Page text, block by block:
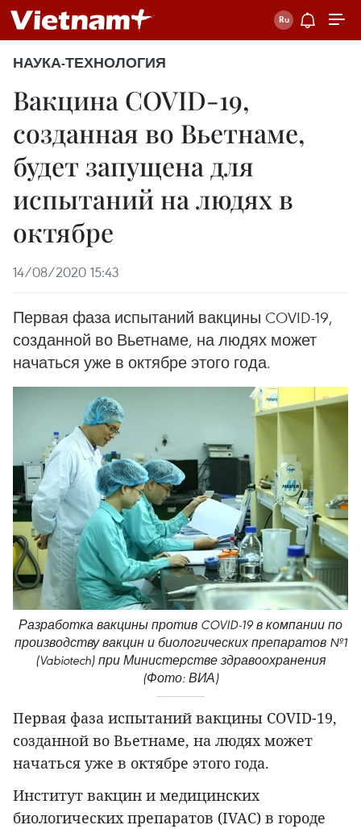
НАУКА-ТЕХНОЛОГИЯ
Вакцина COVID-19,
созданная во Вьетнаме,
будет запущена для
испытаний на людях в
октябре
14/08/2020 15:43
Первая фаза испытаний вакцины COVID-19,
созданной во Вьетнаме, на людях может
начаться уже в октябре этого года.
Разработка вакцины против COVID-19 в компании по
производству вакцин и биологических препаратов №1
(Vabiotech) при Министерстве здравоохранения
(Фото: ВИА)
Первая фаза испытаний вакцины COVID-19,
созданной во Вьетнаме, на людях может
начаться уже в октябре этого года.
Институт вакцин и медицинских
биологических препаратов (IVAC) в городе